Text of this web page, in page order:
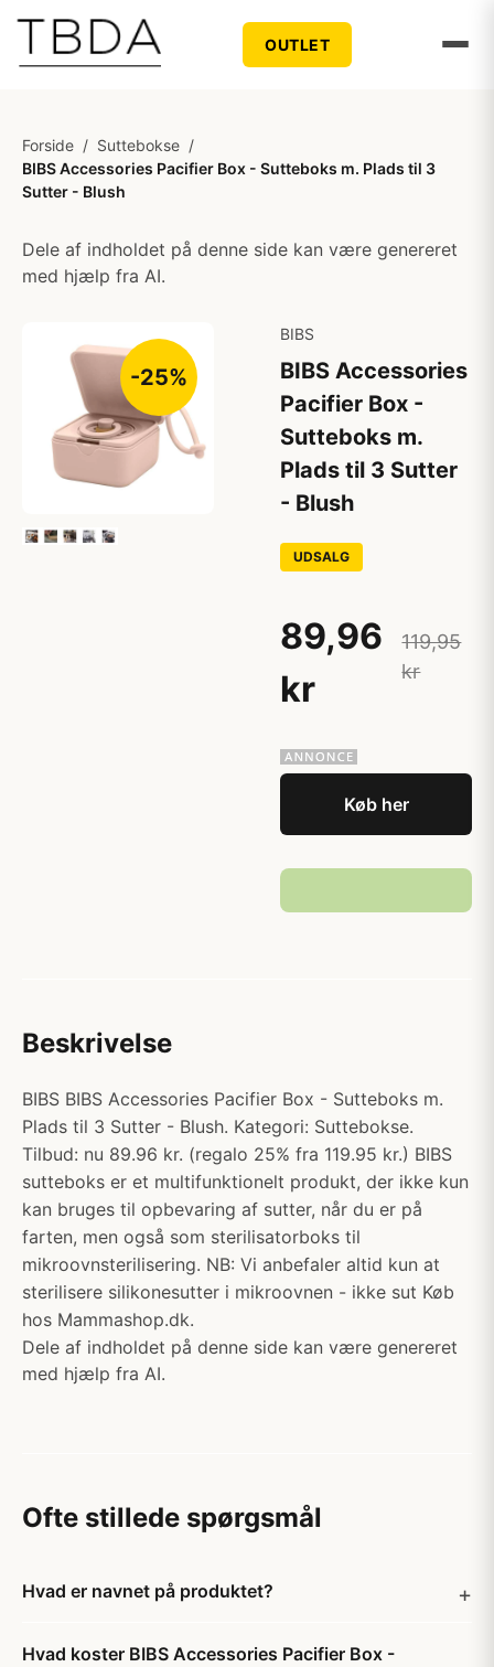
OUTLET
Forside / Suttebokse /
BIBS Accessories Pacifier Box - Sutteboks m. Plads til 3
Sutter - Blush
Dele af indholdet på denne side kan være genereret
med hjælp fra AI.
-25%
BIBS
BIBS Accessories
Pacifier Box -
Sutteboks m.
Plads til 3 Sutter
- Blush
UDSALG
89,96
kr
119,95
kr
Køb her
Beskrivelse
BIBS BIBS Accessories Pacifier Box - Sutteboks m.
Plads til 3 Sutter - Blush. Kategori: Suttebokse.
Tilbud: nu 89.96 kr. (regalo 25% fra 119.95 kr.) BIBS
sutteboks er et multifunktionelt produkt, der ikke kun
kan bruges til opbevaring af sutter, når du er på
farten, men også som sterilisatorboks til
mikroovnsterilisering. NB: Vi anbefaler altid kun at
sterilisere silikonesutter i mikroovnen - ikke sut Køb
hos Mammashop.dk.
Dele af indholdet på denne side kan være genereret
med hjælp fra AI.
Ofte stillede spørgsmål
Hvad er navnet på produktet?
Hvad koster BIBS Accessories Pacifier Box -